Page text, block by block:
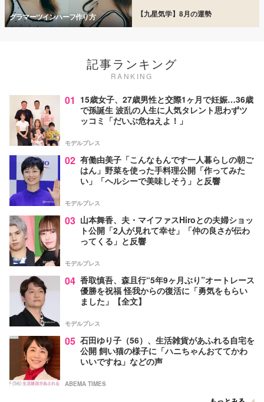
グラマーツインハーフ作り方 【九星気学】8月の運勢
記事ランキング
RANKING
01 15歳女子、27歳男性と交際1ヶ月で妊娠…36歳
で孫誕生 波乱の人生に人気タレント思わずツ
ッコミ「だいぶ危ねえよ！」
モデルプレス
02 有働由美子「こんなもんです一人暮らしの朝ご
はん」野菜を使った手料理公開「作ってみた
い」「ヘルシーで美味しそう」と反響
モデルプレス
03 山本舞香、夫・マイファスHiroとの夫婦ショッ
ト公開「2人が見れて幸せ」「仲の良さが伝わ
ってくる」と反響
モデルプレス
04 香取慎吾、森且行“5年9ヶ月ぶり”オートレース
優勝を祝福 怪我からの復活に「勇気をもらい
ました」【全文】
モデルプレス
05 石田ゆり子（56）、生活雑貨があふれる自宅を
公開 飼い猫の様子に「ハニちゃんおててかわ
いいですね」などの声
ABEMA TIMES